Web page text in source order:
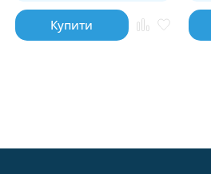
Купити